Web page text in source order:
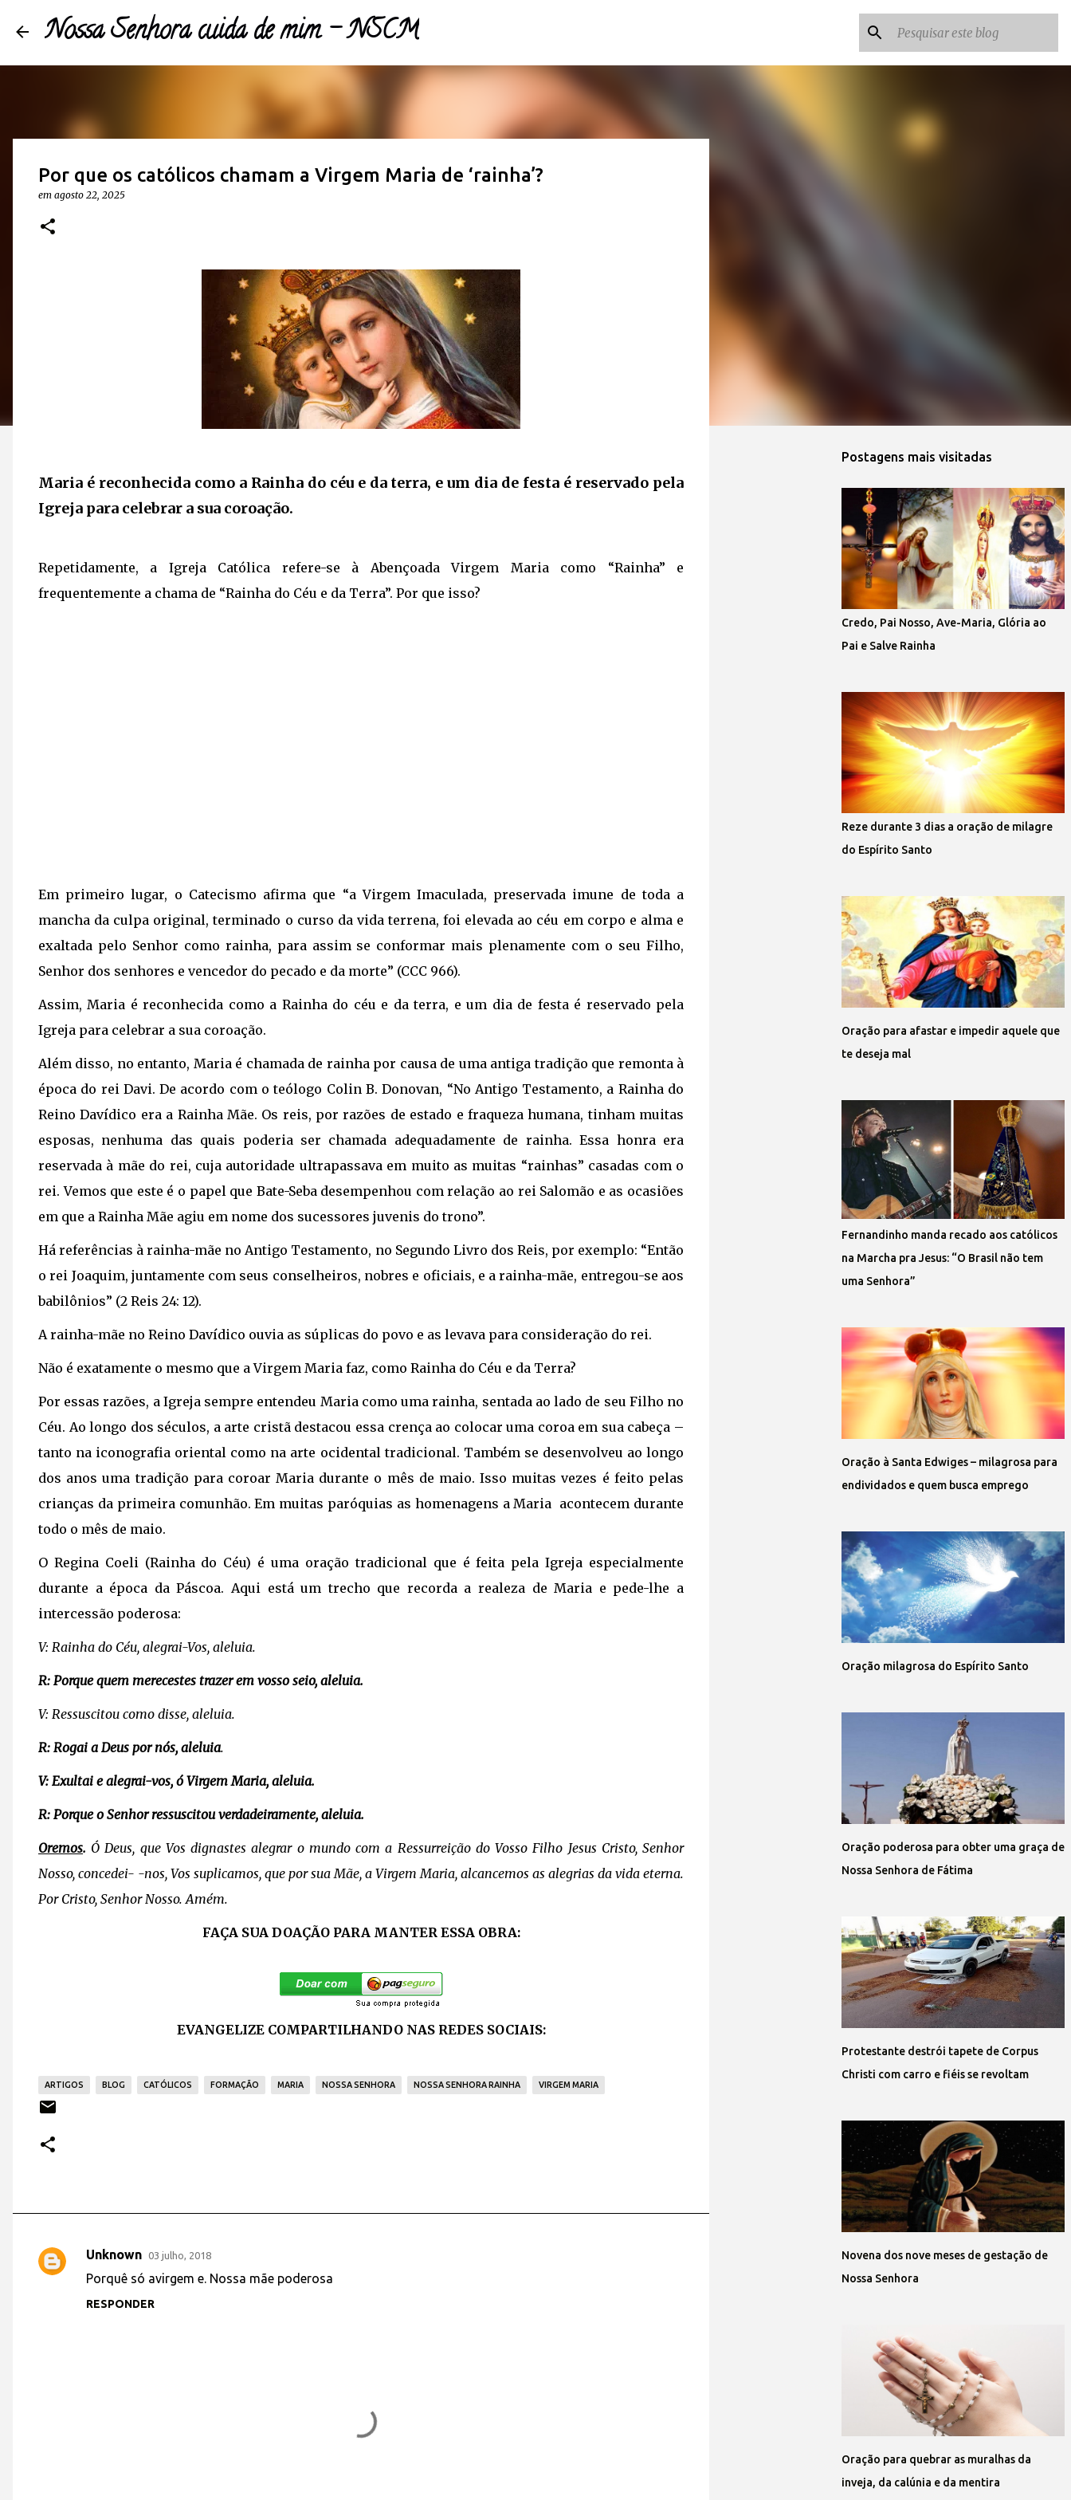
Nossa Senhora cuida de mim - NSCM
Por que os católicos chamam a Virgem Maria de ‘rainha’?
em agosto 22, 2025
Maria é reconhecida como a Rainha do céu e da terra, e um dia de festa é reservado pela
Igreja para celebrar a sua coroação.
Repetidamente, a Igreja Católica refere-se à Abençoada Virgem Maria como “Rainha” e
frequentemente a chama de “Rainha do Céu e da Terra”. Por que isso?
Em primeiro lugar, o Catecismo afirma que “a Virgem Imaculada, preservada imune de toda a
mancha da culpa original, terminado o curso da vida terrena, foi elevada ao céu em corpo e alma e
exaltada pelo Senhor como rainha, para assim se conformar mais plenamente com o seu Filho,
Senhor dos senhores e vencedor do pecado e da morte” (CCC 966).
Assim, Maria é reconhecida como a Rainha do céu e da terra, e um dia de festa é reservado pela
Igreja para celebrar a sua coroação.
Além disso, no entanto, Maria é chamada de rainha por causa de uma antiga tradição que remonta à
época do rei Davi. De acordo com o teólogo Colin B. Donovan, “No Antigo Testamento, a Rainha do
Reino Davídico era a Rainha Mãe. Os reis, por razões de estado e fraqueza humana, tinham muitas
esposas, nenhuma das quais poderia ser chamada adequadamente de rainha. Essa honra era
reservada à mãe do rei, cuja autoridade ultrapassava em muito as muitas “rainhas” casadas com o
rei. Vemos que este é o papel que Bate-Seba desempenhou com relação ao rei Salomão e as ocasiões
em que a Rainha Mãe agiu em nome dos sucessores juvenis do trono”.
Há referências à rainha-mãe no Antigo Testamento, no Segundo Livro dos Reis, por exemplo: “Então
o rei Joaquim, juntamente com seus conselheiros, nobres e oficiais, e a rainha-mãe, entregou-se aos
babilônios” (2 Reis 24: 12).
A rainha-mãe no Reino Davídico ouvia as súplicas do povo e as levava para consideração do rei.
Não é exatamente o mesmo que a Virgem Maria faz, como Rainha do Céu e da Terra?
Por essas razões, a Igreja sempre entendeu Maria como uma rainha, sentada ao lado de seu Filho no
Céu. Ao longo dos séculos, a arte cristã destacou essa crença ao colocar uma coroa em sua cabeça –
tanto na iconografia oriental como na arte ocidental tradicional. Também se desenvolveu ao longo
dos anos uma tradição para coroar Maria durante o mês de maio. Isso muitas vezes é feito pelas
crianças da primeira comunhão. Em muitas paróquias as homenagens a Maria acontecem durante
todo o mês de maio.
O Regina Coeli (Rainha do Céu) é uma oração tradicional que é feita pela Igreja especialmente
durante a época da Páscoa. Aqui está um trecho que recorda a realeza de Maria e pede-lhe a
intercessão poderosa:
V: Rainha do Céu, alegrai-Vos, aleluia.
R: Porque quem merecestes trazer em vosso seio, aleluia.
V: Ressuscitou como disse, aleluia.
R: Rogai a Deus por nós, aleluia.
V: Exultai e alegrai-vos, ó Virgem Maria, aleluia.
R: Porque o Senhor ressuscitou verdadeiramente, aleluia.
Oremos. Ó Deus, que Vos dignastes alegrar o mundo com a Ressurreição do Vosso Filho Jesus Cristo, Senhor
Nosso, concedei- -nos, Vos suplicamos, que por sua Mãe, a Virgem Maria, alcancemos as alegrias da vida eterna.
Por Cristo, Senhor Nosso. Amém.
FAÇA SUA DOAÇÃO PARA MANTER ESSA OBRA:
EVANGELIZE COMPARTILHANDO NAS REDES SOCIAIS:
ARTIGOS BLOG CATÓLICOS FORMAÇÃO MARIA NOSSA SENHORA NOSSA SENHORA RAINHA VIRGEM MARIA
C
Unknown 03 julho, 2018
Porquê só avirgem e. Nossa mãe poderosa
RESPONDER
Postagens mais visitadas
Credo, Pai Nosso, Ave-Maria, Glória ao
Pai e Salve Rainha
Reze durante 3 dias a oração de milagre
do Espírito Santo
Oração para afastar e impedir aquele que
te deseja mal
Fernandinho manda recado aos católicos
na Marcha pra Jesus: “O Brasil não tem
uma Senhora”
Oração à Santa Edwiges – milagrosa para
endividados e quem busca emprego
Oração milagrosa do Espírito Santo
Oração poderosa para obter uma graça de
Nossa Senhora de Fátima
Protestante destrói tapete de Corpus
Christi com carro e fiéis se revoltam
Novena dos nove meses de gestação de
Nossa Senhora
Oração para quebrar as muralhas da
inveja, da calúnia e da mentira